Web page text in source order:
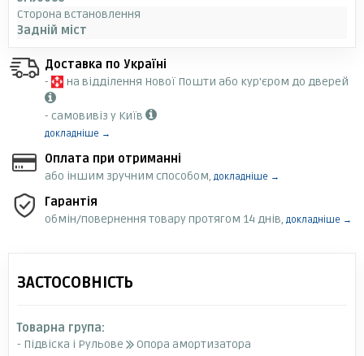
Сторона встановлення
Задній міст
Доставка по Україні
-
на відділення Нової Пошти або кур'єром до дверей
- самовивіз у Київ
докладніше →
Оплата при отриманні
або іншим зручним способом, докладніше →
Гарантія
обмін/повернення товару протягом 14 днів, докладніше →
ЗАСТОСОВНІСТЬ
Товарна група:
- Підвіска і Рульове
Опора амортизатора